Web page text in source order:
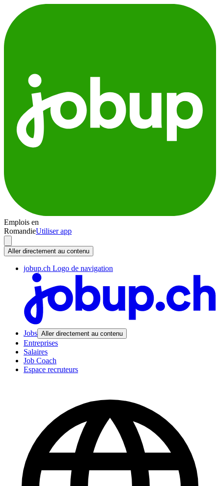
Emplois en
RomandieUtiliser app
Aller directement au contenu
jobup.ch Logo de navigation
Jobs Aller directement au contenu
Entreprises
Salaires
Job Coach
Espace recruteurs